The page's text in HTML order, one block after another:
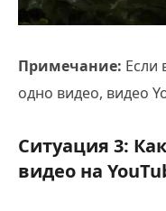
Примечание: Если
одно видео, видео
Ситуация 3:
видео на